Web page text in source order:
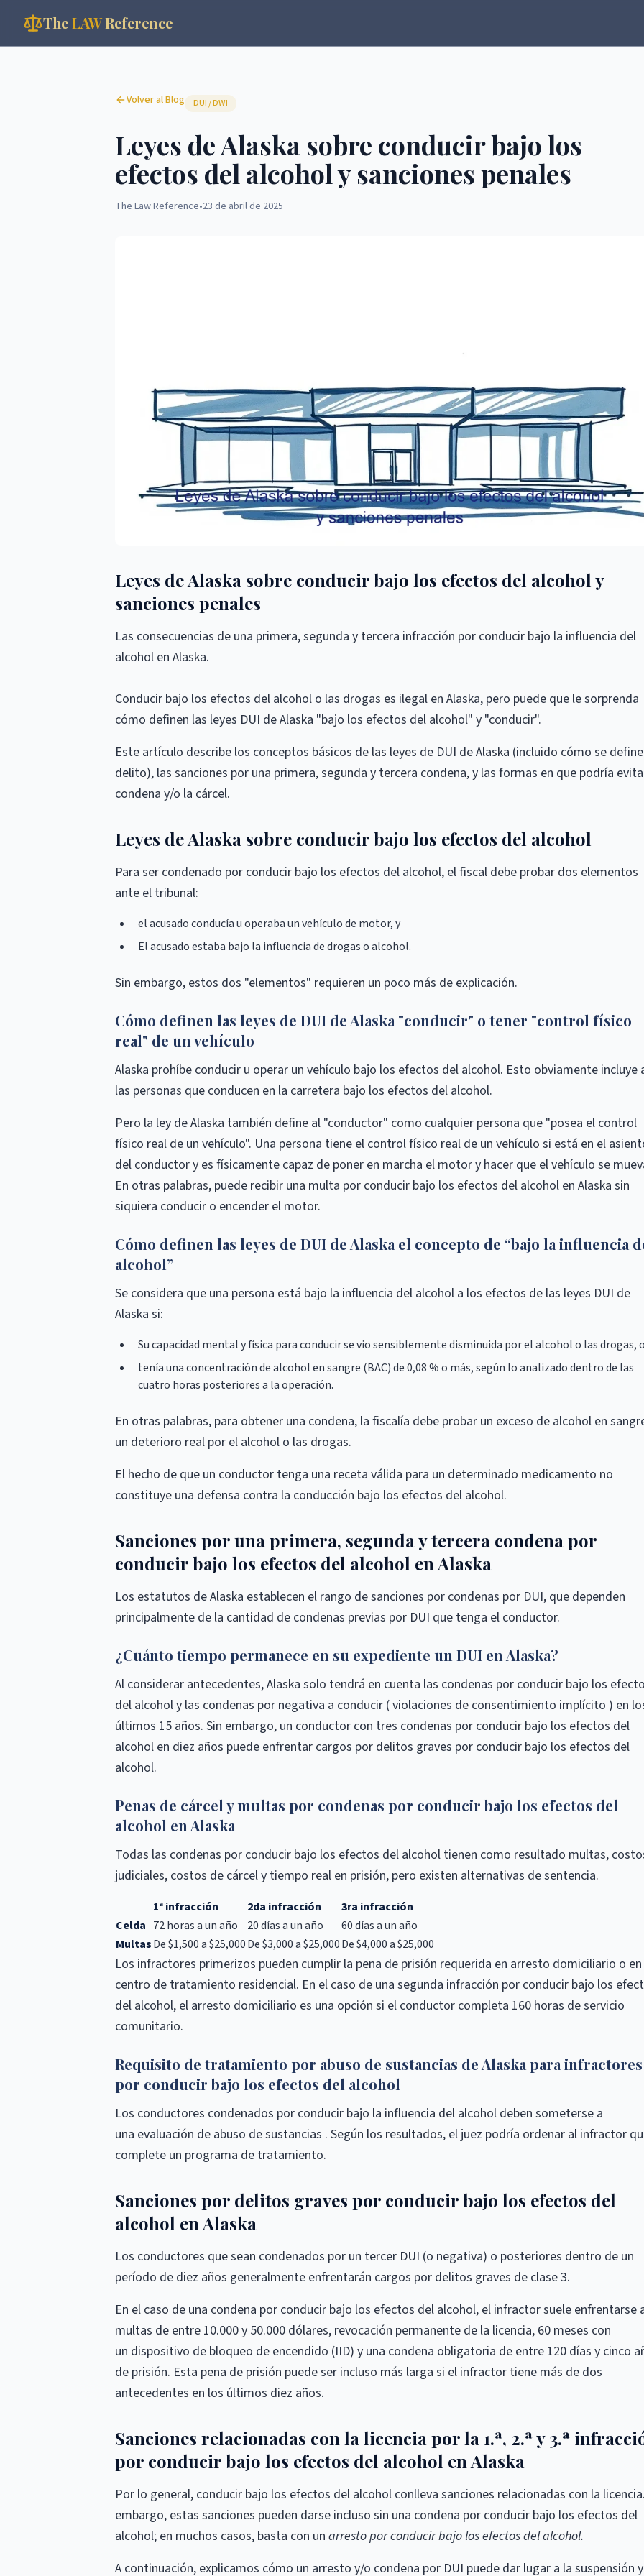
TheLAWReference
Volver al Blog DUI / DWI
Leyes de Alaska sobre conducir bajo los
efectos del alcohol y sanciones penales
The Law Reference•23 de abril de 2025
Leyes de Alaska sobre conducir bajo los efectos del alcohol y
sanciones penales
Las consecuencias de una primera, segunda y tercera infracción por conducir bajo la influencia del
alcohol en Alaska.
Conducir bajo los efectos del alcohol o las drogas es ilegal en Alaska, pero puede que le sorprenda
cómo definen las leyes DUI de Alaska "bajo los efectos del alcohol" y "conducir".
Este artículo describe los conceptos básicos de las leyes de DUI de Alaska (incluido cómo se
delito), las sanciones por una primera, segunda y tercera condena, y las formas en que podría
condena y/o la cárcel.
Leyes de Alaska sobre conducir bajo los efectos del alcohol
Para ser condenado por conducir bajo los efectos del alcohol, el fiscal debe probar dos elementos
ante el tribunal:
el acusado conducía u operaba un vehículo de motor, y
El acusado estaba bajo la influencia de drogas o alcohol.
Sin embargo, estos dos "elementos" requieren un poco más de explicación.
Cómo definen las leyes de DUI de Alaska "conducir" o tener "control físico
real" de un vehículo
Alaska prohíbe conducir u operar un vehículo bajo los efectos del alcohol. Esto obviamente incluye
las personas que conducen en la carretera bajo los efectos del alcohol.
Pero la ley de Alaska también define al "conductor" como cualquier persona que "posea el control
físico real de un vehículo". Una persona tiene el control físico real de un vehículo si está en el
del conductor y es físicamente capaz de poner en marcha el motor y hacer que el vehículo se
En otras palabras, puede recibir una multa por conducir bajo los efectos del alcohol en Alaska sin
siquiera conducir o encender el motor.
Cómo definen las leyes de DUI de Alaska el concepto de “bajo la influencia
alcohol”
Se considera que una persona está bajo la influencia del alcohol a los efectos de las leyes DUI de
Alaska si:
Su capacidad mental y física para conducir se vio sensiblemente disminuida por el alcohol o las drogas, o
tenía una concentración de alcohol en sangre (BAC) de 0,08 % o más, según lo analizado dentro de las
cuatro horas posteriores a la operación.
En otras palabras, para obtener una condena, la fiscalía debe probar un exceso de alcohol en
un deterioro real por el alcohol o las drogas.
El hecho de que un conductor tenga una receta válida para un determinado medicamento no
constituye una defensa contra la conducción bajo los efectos del alcohol.
Sanciones por una primera, segunda y tercera condena por
conducir bajo los efectos del alcohol en Alaska
Los estatutos de Alaska establecen el rango de sanciones por condenas por DUI, que dependen
principalmente de la cantidad de condenas previas por DUI que tenga el conductor.
¿Cuánto tiempo permanece en su expediente un DUI en Alaska?
Al considerar antecedentes, Alaska solo tendrá en cuenta las condenas por conducir bajo los
del alcohol y las condenas por negativa a conducir ( violaciones de consentimiento implícito ) en
últimos 15 años. Sin embargo, un conductor con tres condenas por conducir bajo los efectos del
alcohol en diez años puede enfrentar cargos por delitos graves por conducir bajo los efectos del
alcohol.
Penas de cárcel y multas por condenas por conducir bajo los efectos del
alcohol en Alaska
Todas las condenas por conducir bajo los efectos del alcohol tienen como resultado multas,
judiciales, costos de cárcel y tiempo real en prisión, pero existen alternativas de sentencia.
1ª infracción 2da infracción
3ra infracción
Celda 72 horas a un año 20 días a un año
60 días a un año
MultasDe $1,500 a $25,000De $3,000 a $25,000De $4,000 a $25,000
Los infractores primerizos pueden cumplir la pena de prisión requerida en arresto domiciliario o en
centro de tratamiento residencial. En el caso de una segunda infracción por conducir bajo los
del alcohol, el arresto domiciliario es una opción si el conductor completa 160 horas de servicio
comunitario.
Requisito de tratamiento por abuso de sustancias de Alaska para infractores
por conducir bajo los efectos del alcohol
Los conductores condenados por conducir bajo la influencia del alcohol deben someterse a
una evaluación de abuso de sustancias . Según los resultados, el juez podría ordenar al infractor
complete un programa de tratamiento.
Sanciones por delitos graves por conducir bajo los efectos del
alcohol en Alaska
Los conductores que sean condenados por un tercer DUI (o negativa) o posteriores dentro de un
período de diez años generalmente enfrentarán cargos por delitos graves de clase 3.
En el caso de una condena por conducir bajo los efectos del alcohol, el infractor suele enfrentarse
multas de entre 10.000 y 50.000 dólares, revocación permanente de la licencia, 60 meses con
un dispositivo de bloqueo de encendido (IID) y una condena obligatoria de entre 120 días y cinco
de prisión. Esta pena de prisión puede ser incluso más larga si el infractor tiene más de dos
antecedentes en los últimos diez años.
Sanciones relacionadas con la licencia por la 1.ª, 2.ª y 3.ª
por conducir bajo los efectos del alcohol en Alaska
Por lo general, conducir bajo los efectos del alcohol conlleva sanciones relacionadas con la
embargo, estas sanciones pueden darse incluso sin una condena por conducir bajo los efectos del
alcohol; en muchos casos, basta con un arresto por conducir bajo los efectos del alcohol.
A continuación, explicamos cómo un arresto y/o condena por DUI puede dar lugar a la suspensión y